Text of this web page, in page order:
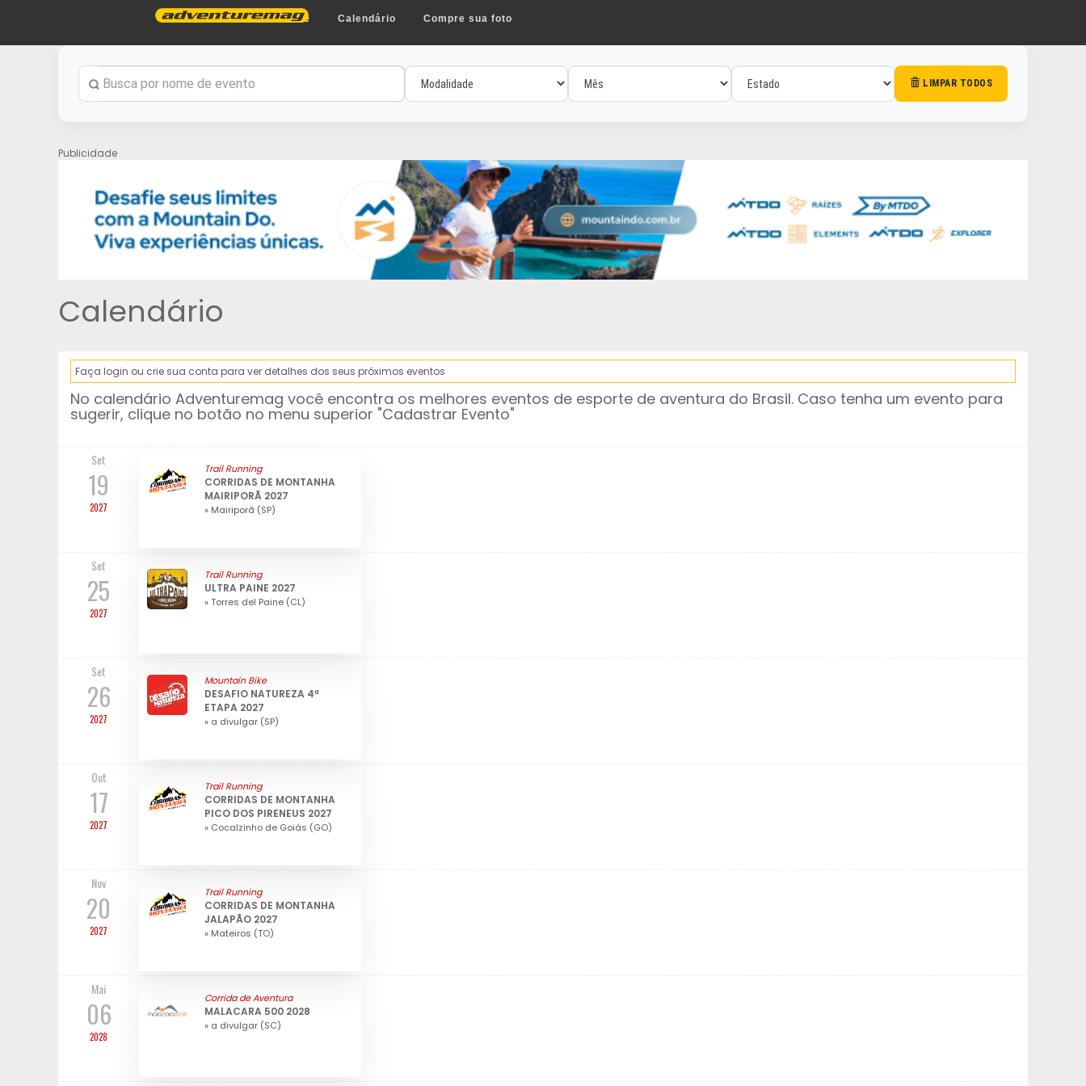
Home Calendário Compre sua foto
LIMPAR TODOS
Publicidade
Calendário
Faça login ou crie sua conta para ver detalhes dos seus próximos eventos
No calendário Adventuremag você encontra os melhores eventos de esporte de aventura do Brasil. Caso tenha um evento para
sugerir, clique no botão no menu superior "Cadastrar Evento"
Set
19
2027
Trail Running
CORRIDAS DE MONTANHA
MAIRIPORÃ 2027
» Mairiporã (SP)
Set
25
2027
Trail Running
ULTRA PAINE 2027
» Torres del Paine (CL)
Set
26
2027
Mountain Bike
DESAFIO NATUREZA 4ª
ETAPA 2027
» a divulgar (SP)
Out
17
2027
Trail Running
CORRIDAS DE MONTANHA
PICO DOS PIRENEUS 2027
» Cocalzinho de Goiás (GO)
Nov
20
2027
Trail Running
CORRIDAS DE MONTANHA
JALAPÃO 2027
» Mateiros (TO)
Mai
06
2028
Corrida de Aventura
MALACARA 500 2028
» a divulgar (SC)